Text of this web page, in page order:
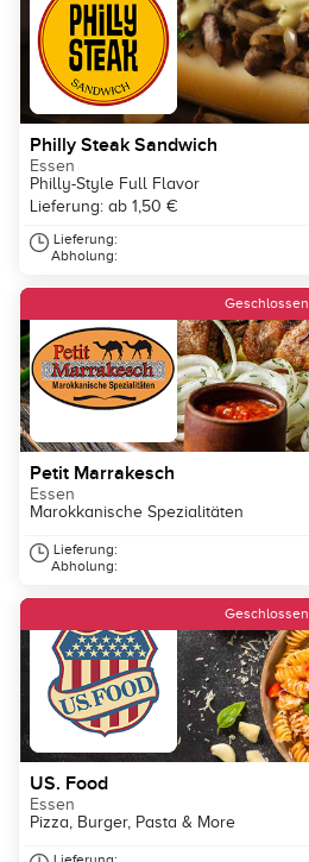
Philly Steak Sandwich
Essen
Philly-Style Full Flavor
Lieferung: ab 1,50 €
Lieferung:
Abholung:
Geschlossen
Petit Marrakesch
Essen
Marokkanische Spezialitäten
Lieferung:
Abholung:
Geschlossen
US. Food
Essen
Pizza, Burger, Pasta & More